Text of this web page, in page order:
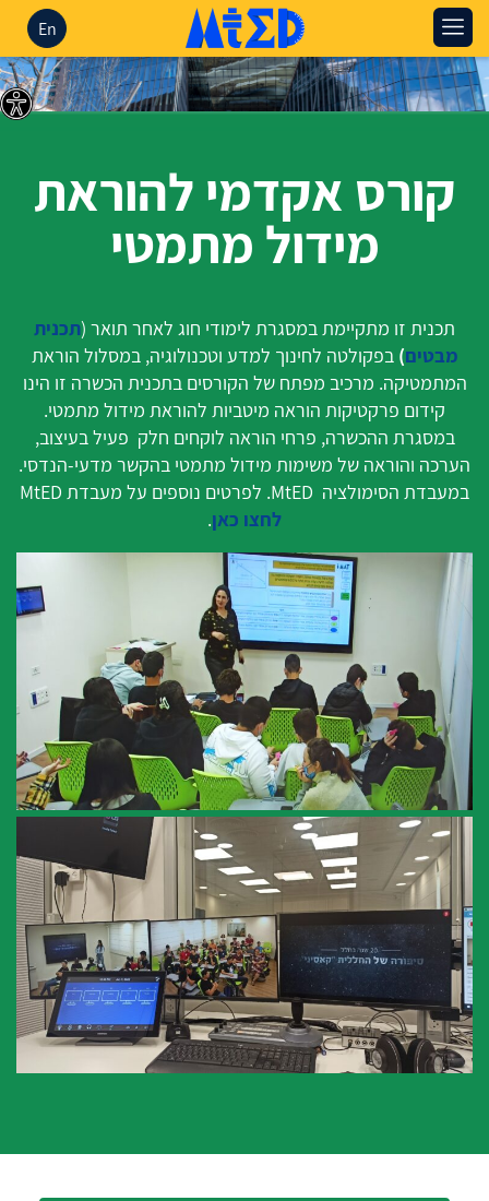
En
קורס אקדמי להוראת
מידול מתמטי
תכנית זו מתקיימת במסגרת לימודי חוג לאחר תואר (תכנית
מבטים)בפקולטה לחינוך למדע וטכנולוגיה, במסלול הוראת
המתמטיקה. מרכיב מפתח של הקורסים בתכנית הכשרה זו הינו
קידום פרקטיקות הוראה מיטביות להוראת מידול מתמטי.
במסגרת ההכשרה, פרחי הוראה לוקחים חלק פעיל בעיצוב,
הערכה והוראה של משימות מידול מתמטי בהקשר מדעי-הנדסי.
במעבדת הסימולציה MtED. לפרטים נוספים על מעבדת MtED
לחצו כאן.